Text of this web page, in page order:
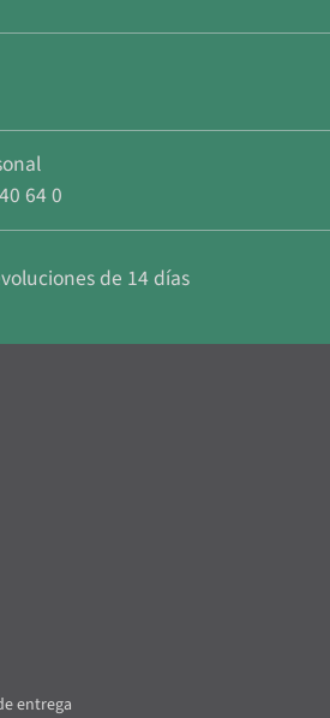
64 0
de 14 días
entrega